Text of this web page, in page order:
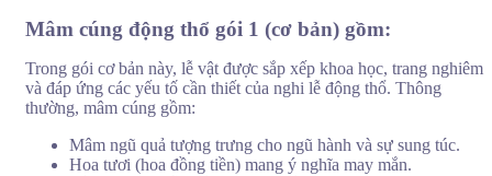
Mâm cúng động thổ gói 1 (cơ bản) gồm:
Trong gói cơ bản này, lễ vật được sắp xếp khoa học, trang nghiêm
và đáp ứng các yếu tố cần thiết của nghi lễ động thổ. Thông
thường, mâm cúng gồm:
Mâm ngũ quả tượng trưng cho ngũ hành và sự sung túc.
Hoa tươi (hoa đồng tiền) mang ý nghĩa may mắn.